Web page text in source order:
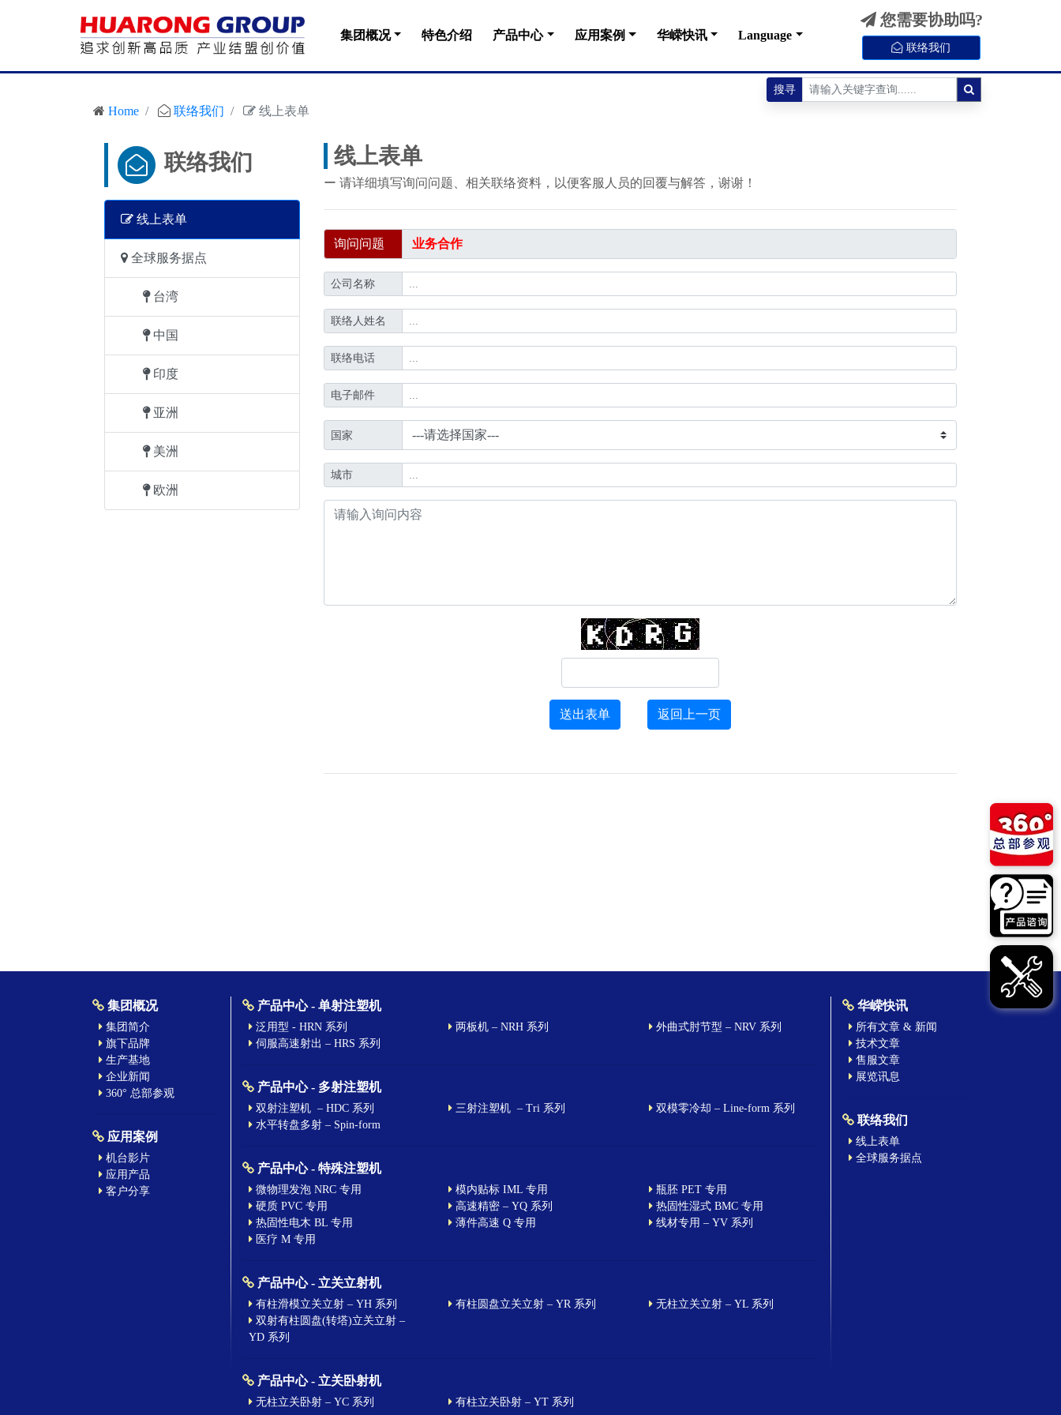
集团概况 特色介绍 产品中心 应用案例 华嵘快讯 Language
您需要协助吗?
联络我们
搜寻
Home 联络我们 线上表单
联络我们
线上表单
全球服务据点
台湾
中国
印度
亚洲
美洲
欧洲
线上表单
ー 请详细填写询问问题、相关联络资料，以便客服人员的回覆与解答，谢谢！
询问问题
公司名称
联络人姓名
联络电话
电子邮件
国家
城市
送出表单 返回上一页
集团概况
集团简介
旗下品牌
生产基地
企业新闻
360° 总部参观
应用案例
机台影片
应用产品
客户分享
产品中心 - 单射注塑机
泛用型 - HRN 系列 两板机 – NRH 系列
外曲式肘节型 – NRV 系列
伺服高速射出 – HRS 系列
产品中心 - 多射注塑机
双射注塑机 – HDC 系列 三射注塑机 – Tri 系列
双模零冷却 – Line-form 系列
水平转盘多射 – Spin-form
产品中心 - 特殊注塑机
微物理发泡 NRC 专用 模内贴标 IML 专用
瓶胚 PET 专用
硬质 PVC 专用
高速精密 – YQ 系列
热固性湿式 BMC 专用
热固性电木 BL 专用
薄件高速 Q 专用
线材专用 – YV 系列
医疗 M 专用
产品中心 - 立关立射机
有柱滑模立关立射 – YH 系列 有柱圆盘立关立射 – YR 系列
无柱立关立射 – YL 系列
双射有柱圆盘(转塔)立关立射 –
YD 系列
产品中心 - 立关卧射机
无柱立关卧射 – YC 系列 有柱立关卧射 – YT 系列
华嵘快讯
所有文章 & 新闻
技术文章
售服文章
展览讯息
联络我们
线上表单
全球服务据点